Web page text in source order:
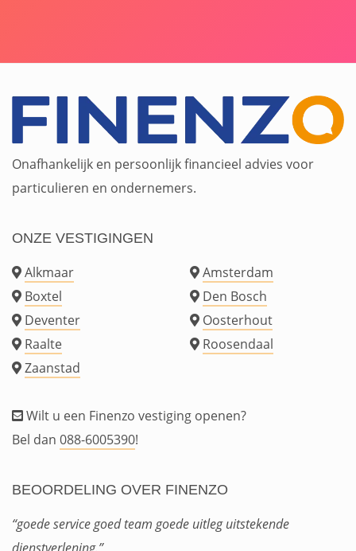
Onafhankelijk en persoonlijk financieel advies voor
particulieren en ondernemers.
ONZE VESTIGINGEN
Alkmaar
Amsterdam
Boxtel
Den Bosch
Deventer
Oosterhout
Raalte
Roosendaal
Zaanstad
Wilt u een Finenzo vestiging openen?
Bel dan 088-6005390!
BEOORDELING OVER FINENZO
“goede service goed team goede uitleg uitstekende